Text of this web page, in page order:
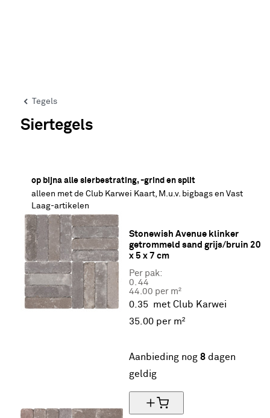
Tegels
Siertegels
op bijna alle sierbestrating, -grind en split
alleen met de Club Karwei Kaart, M.u.v. bigbags en Vast
Laag-artikelen
Stonewish Avenue klinker
getrommeld sand grijs/bruin 20
x 5 x 7 cm
Per pak:
0. 44
44.00 per m²
0.35 met Club Karwei
35. 00 per m²
Aanbieding nog 8 dagen
geldig